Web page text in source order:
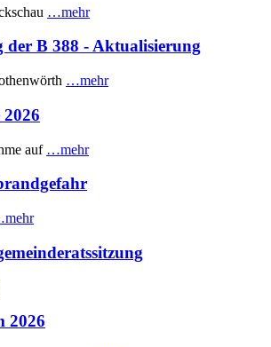
…mehr
der B 388 - Aktualisierung
…mehr
auf …mehr
2026